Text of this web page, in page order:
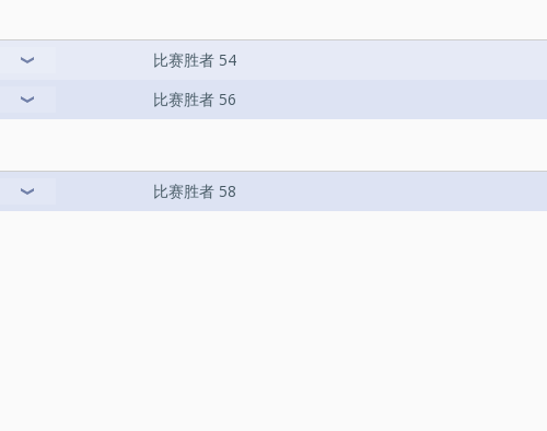
比赛胜者 54
比赛胜者 56
比赛胜者 58